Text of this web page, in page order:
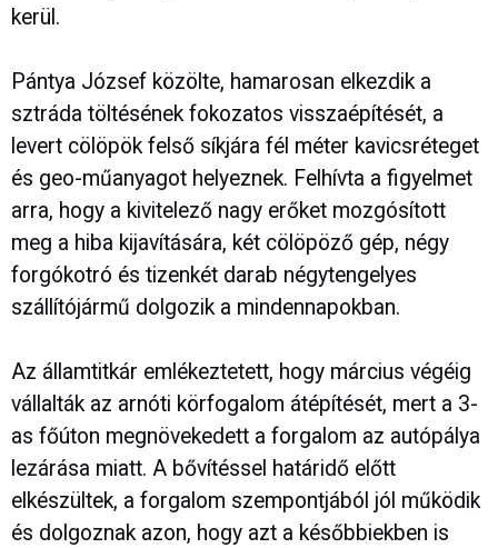
kerül.
Pántya József közölte, hamarosan elkezdik a
sztráda töltésének fokozatos visszaépítését, a
levert cölöpök felső síkjára fél méter kavicsréteget
és geo-műanyagot helyeznek. Felhívta a figyelmet
arra, hogy a kivitelező nagy erőket mozgósított
meg a hiba kijavítására, két cölöpöző gép, négy
forgókotró és tizenkét darab négytengelyes
szállítójármű dolgozik a mindennapokban.
Az államtitkár emlékeztetett, hogy március végéig
vállalták az arnóti körfogalom átépítését, mert a 3-
as főúton megnövekedett a forgalom az autópálya
lezárása miatt. A bővítéssel határidő előtt
elkészültek, a forgalom szempontjából jól működik
és dolgoznak azon, hogy azt a későbbiekben is